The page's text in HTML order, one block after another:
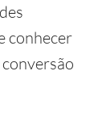
conhecer